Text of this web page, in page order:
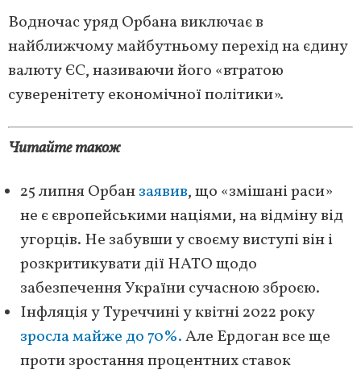
Водночас уряд Орбана виключає в
найближчому майбутньому перехід на єдину
валюту ЄС, називаючи його «втратою
суверенітету економічної політики».
Читайте також
25 липня Орбанзаявив, що «змішані раси»
не є європейськими націями, на відміну від
угорців. Не забувши у своєму виступі він і
розкритикувати дії НАТО щодо
забезпечення України сучасною зброєю.
Інфляція у Туреччині у квітні 2022 року
зросла майже до 70%.Але Ердоган все ще
проти зростання процентних ставок